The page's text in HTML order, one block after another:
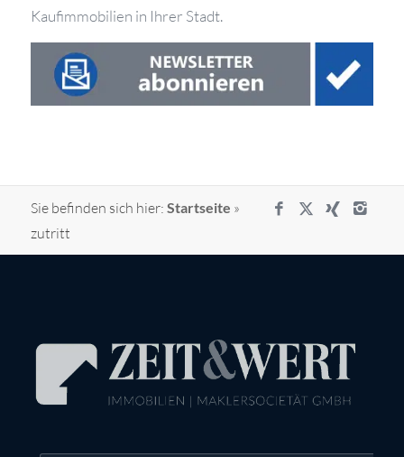
Kaufimmobilien in Ihrer Stadt.
Sie befinden sich hier: Startseite »
zutritt